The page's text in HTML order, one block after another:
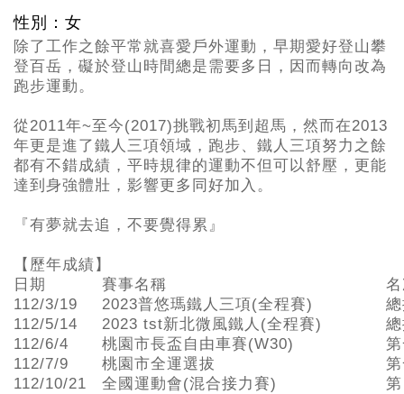
性別：女
除了工作之餘平常就喜愛戶外運動，早期愛好登山攀
登百岳，礙於登山時間總是需要多日，因而轉向改為
跑步運動。
從2011年~至今(2017)挑戰初馬到超馬，然而在2013
年更是進了鐵人三項領域，跑步、鐵人三項努力之餘
都有不錯成績，平時規律的運動不但可以舒壓，更能
達到身強體壯，影響更多同好加入。
『有夢就去追，不要覺得累』
【歷年成績】
日期
賽事名稱
112/3/19
2023普悠瑪鐵人三項(全程賽)
112/5/14
2023 tst新北微風鐵人(全程賽)
112/6/4
桃園市長盃自由車賽(W30)
112/7/9
桃園市全運選拔
112/10/21
全國運動會(混合接力賽)